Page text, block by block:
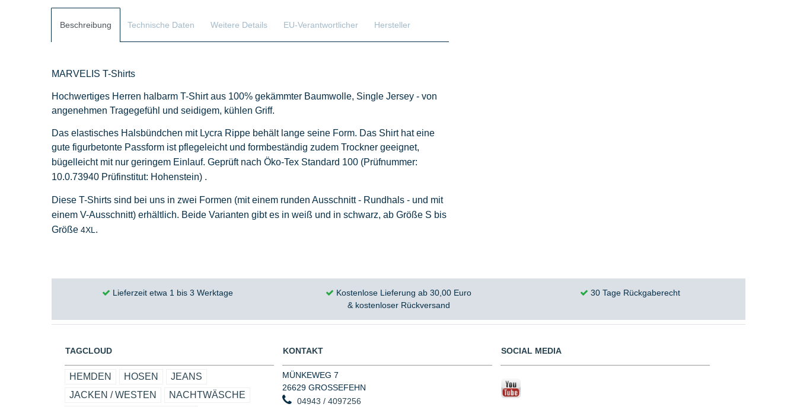
Beschreibung Technische Daten Weitere Details EU-Verantwortlicher Hersteller
MARVELIS T-Shirts
Hochwertiges Herren halbarm T-Shirt aus 100% gekämmter Baumwolle, Single Jersey - von
angenehmen Tragegefühl und seidigem, kühlen Griff.
Das elastisches Halsbündchen mit Lycra Rippe behält lange seine Form. Das Shirt hat eine
gute figurbetonte Passform ist pflegeleicht und formbeständig zudem Trockner geeignet,
bügelleicht mit nur geringem Einlauf. Geprüft nach Öko-Tex Standard 100 (Prüfnummer:
10.0.73940 Prüfinstitut: Hohenstein) .
Diese T-Shirts sind bei uns in zwei Formen (mit einem runden Ausschnitt - Rundhals - und mit
einem V-Ausschnitt) erhältlich. Beide Varianten gibt es in weiß und in schwarz, ab Größe S bis
Größe 4XL .
Lieferzeit etwa 1 bis 3 Werktage
Kostenlose Lieferung ab 30,00 Euro
& kostenloser Rückversand
30 Tage Rückgaberecht
TAGCLOUD
HEMDEN HOSEN
JEANS
JACKEN / WESTEN
NACHTWÄSCHE
KONTAKT
MÜNKEWEG 7
26629 GROSSEFEHN
04943 / 4097256
SOCIAL MEDIA